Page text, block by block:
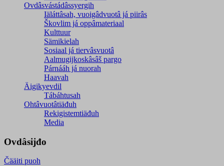
Ovdâsvástádâssyergih
Iäláttâsah, vuoigâdvuotâ já piirâs
Škovlim já oppâmateriaal
Kulttuur
Sämikielah
Sosiaal já tiervâsvuotâ
Aalmugijkoskâsâš pargo
Párnááh já nuorah
Haavah
Äigikyevdil
Tábáhtusah
Ohtâvuotâtiäđuh
Rekigistemtiäđuh
Media
Ovdâsijđo
Čääiti puoh